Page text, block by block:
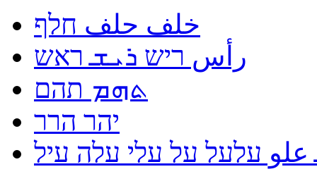
خلف حلف חלף
رأس ריש ܪܝܫ ראש
ܬܗܡ תהם
יהר הרר
עלעל על עלי עלה עיל